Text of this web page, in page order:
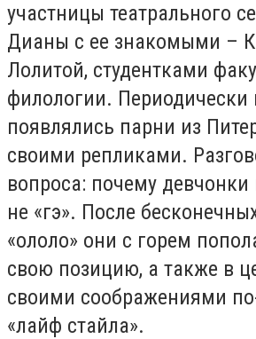
участницы театрального
Дианы с ее знакомыми –
Лолитой, студентками
филологии. Периодически
появлялись парни из
своими репликами.
вопроса: почему девчонки
не «гэ». После
«ололо» они с горем
свою позицию, а также в
своими соображениями
«лайф стайла».